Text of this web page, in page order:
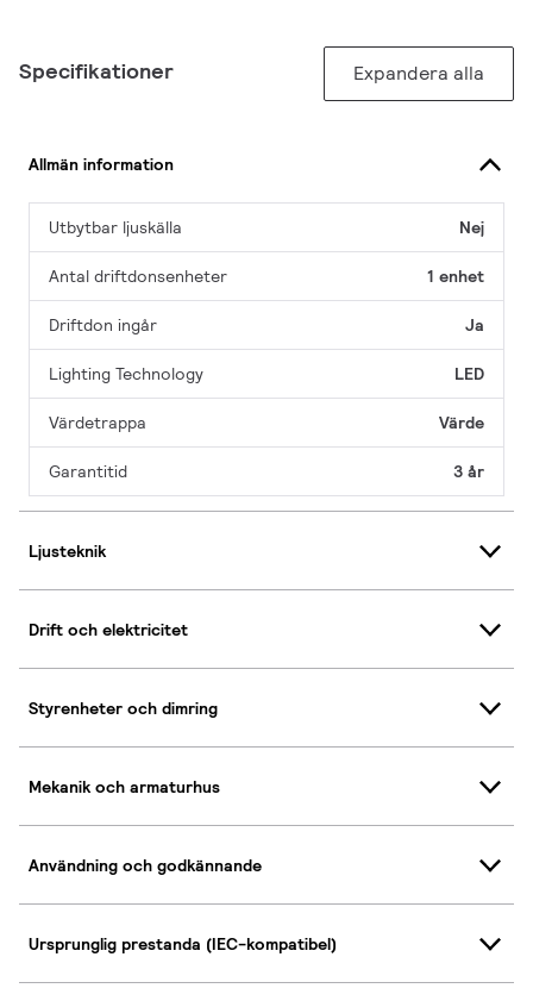
Specifikationer Expandera alla
Allmän information
Utbytbar ljuskälla Nej
Antal driftdonsenheter 1 enhet
Driftdon ingår Ja
Lighting Technology LED
Värdetrappa Värde
Garantitid 3 år
Ljusteknik
Drift och elektricitet
Styrenheter och dimring
Mekanik och armaturhus
Användning och godkännande
Ursprunglig prestanda (IEC-kompatibel)